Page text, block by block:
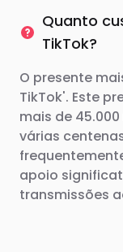
Quanto
TikTok?
O presente
TikTok'. Este
mais de
várias
apoio
transmissões